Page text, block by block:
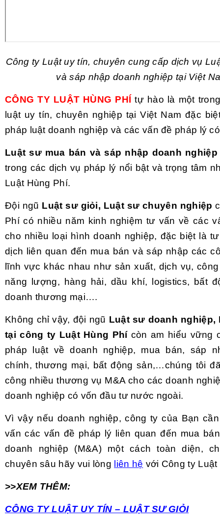
Công ty Luật uy tín, chuyên cung cấp dịch vụ
và sáp nhập doanh nghiệp tại Việt
CÔNG TY LUẬT HÙNG PHÍ tự hào là một
luật uy tín, chuyên nghiệp tại Việt Nam đặc
pháp luật doanh nghiệp và các vấn đề pháp lý
Luật sư mua bán và sáp nhập doanh nghiệp
trong các dịch vụ pháp lý nổi bật và trọng tâm
Luật Hùng Phí.
Đội ngũ Luật sư giỏi, Luật sư chuyên nghiệp
Phí có nhiều năm kinh nghiệm tư vấn về các
cho nhiều loại hình doanh nghiệp, đặc biệt là
dịch liên quan đến mua bán và sáp nhập các
lĩnh vực khác nhau như sản xuất, dịch vụ,
năng lượng, hàng hải, dầu khí, logistics, bất
doanh thương mại….
Không chỉ vậy, đội ngũ Luật sư doanh nghiệp,
tại công ty Luật Hùng Phícòn am hiểu vững
pháp luật về doanh nghiệp, mua bán, sáp
chính, thương mại, bất động sản,…chúng tôi
công nhiều thương vụ M&A cho các doanh
doanh nghiệp có vốn đầu tư nước ngoài.
Vì vậy nếu doanh nghiệp, công ty của Bạn
vấn các vấn đề pháp lý liên quan đến mua
doanh nghiệp (M&A) một cách toàn diện,
chuyên sâu hãy vui lòng liên hệ với Công ty Luật
>>XEM THÊM:
CÔNG TY LUẬT UY TÍN – LUẬT SƯ GIỎI